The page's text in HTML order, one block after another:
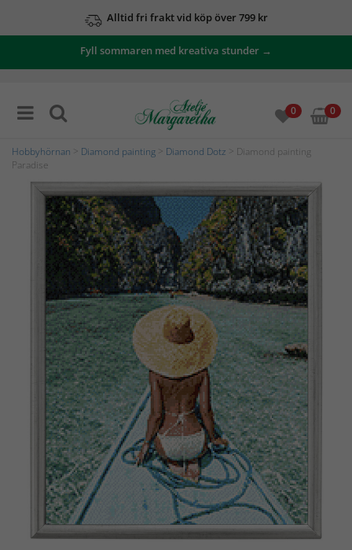
Alltid fri frakt vid köp över 799 kr
Fyll sommaren med kreativa stunder →
0 0
Hobbyhörnan Diamond painting Diamond Dotz > Diamond painting
Paradise